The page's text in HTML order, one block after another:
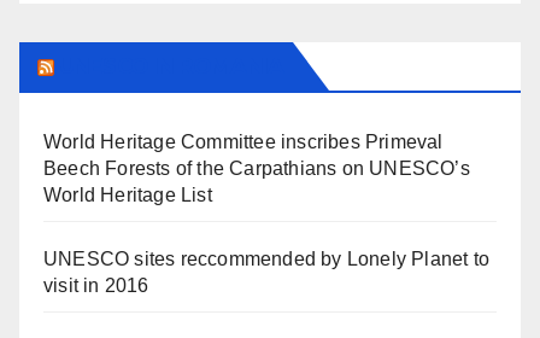
World Heritage Committee inscribes Primeval
Beech Forests of the Carpathians on UNESCO’s
World Heritage List
UNESCO sites reccommended by Lonely Planet to
visit in 2016